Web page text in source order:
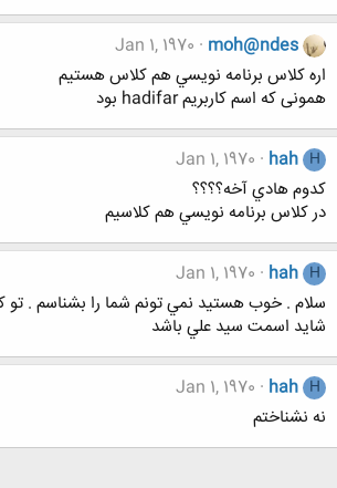
moh@ndes
Jan 1, 1970
اره كلاس برنامه نويسي هم كلاس هستیم
همونی که اسم کاربریم hadifar بود
H
hah
Jan 1, 1970
كدوم هادي آخه؟؟؟؟
در كلاس برنامه نويسي هم كلاسيم
H
hah
Jan 1, 1970
سلام . خوب هستيد نمي تونم شما را بشناسم . تو
شايد اسمت سيد علي باشد
H
hah
Jan 1, 1970
نه نشناختم